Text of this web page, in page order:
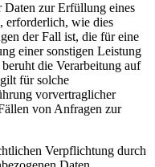
Daten zur Erfüllung eines
erforderlich, wie dies
der Fall ist, die für eine
einer sonstigen Leistung
die Verarbeitung auf
für solche
vorvertraglicher
von Anfragen zur
Verpflichtung durch